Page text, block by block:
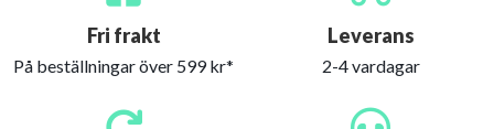
Fri frakt
På beställningar över 599 kr*
Leverans
2-4 vardagar